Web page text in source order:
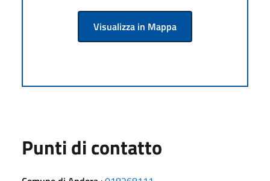
Visualizza in Mappa
Punti di contatto